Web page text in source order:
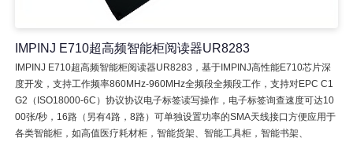
IMPINJ E710超高频智能柜阅读器UR8283
IMPINJ E710超高频智能柜阅读器UR8283，基于IMPINJ高性能E710芯片深
度开发，支持工作频率860MHz-960MHz全频段全频段工作，支持对EPC C1
G2（ISO18000-6C）协议协议电子标签读写操作，电子标签询查速度可达10
00张/秒，16路（另有4路，8路）可单独设置功率的SMA天线接口方便应用于
各类智能柜，如高值医疗耗材柜，智能货架、智能工具柜，智能书架、